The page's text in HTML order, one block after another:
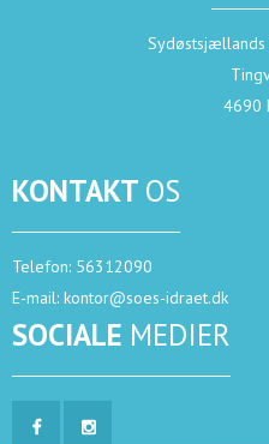
4690
KONTAKT OS
Telefon: 56312090
E-mail: kontor@soes-idraet.dk
SOCIALE MEDIER